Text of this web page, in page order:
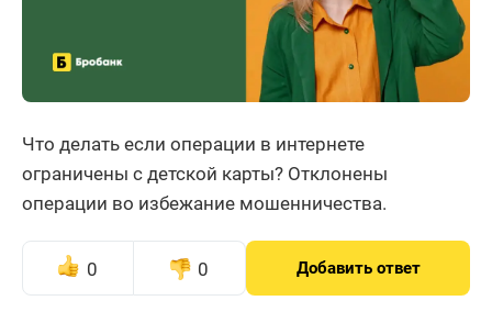
Что делать если операции в интернете
ограничены с детской карты? Отклонены
операции во избежание мошенничества.
0 0 Добавить ответ